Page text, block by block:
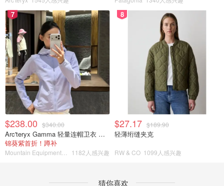
7
$238.00 $340.00
Arc'teryx Gamma 轻量连帽卫衣 女款
锦葵紫首折！蹲补
1182人感兴趣
8
$27.17 $189.90
轻薄绗缝夹克
RW & CO 1099人感兴趣
猜你喜欢